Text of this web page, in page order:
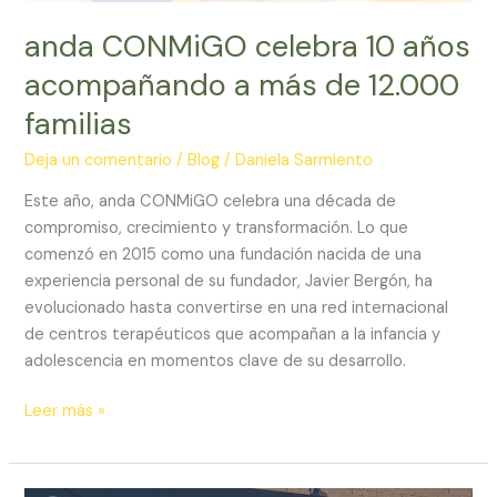
anda CONMiGO celebra 10 años
acompañando a más de 12.000
familias
Deja un comentario /Blog /Daniela Sarmiento
Este año, anda CONMiGO celebra una década de
compromiso, crecimiento y transformación. Lo que
comenzó en 2015 como una fundación nacida de una
experiencia personal de su fundador, Javier Bergón, ha
evolucionado hasta convertirse en una red internacional
de centros terapéuticos que acompañan a la infancia y
adolescencia en momentos clave de su desarrollo.
acompañando
a
más
de
12.000
familias
Leer más »